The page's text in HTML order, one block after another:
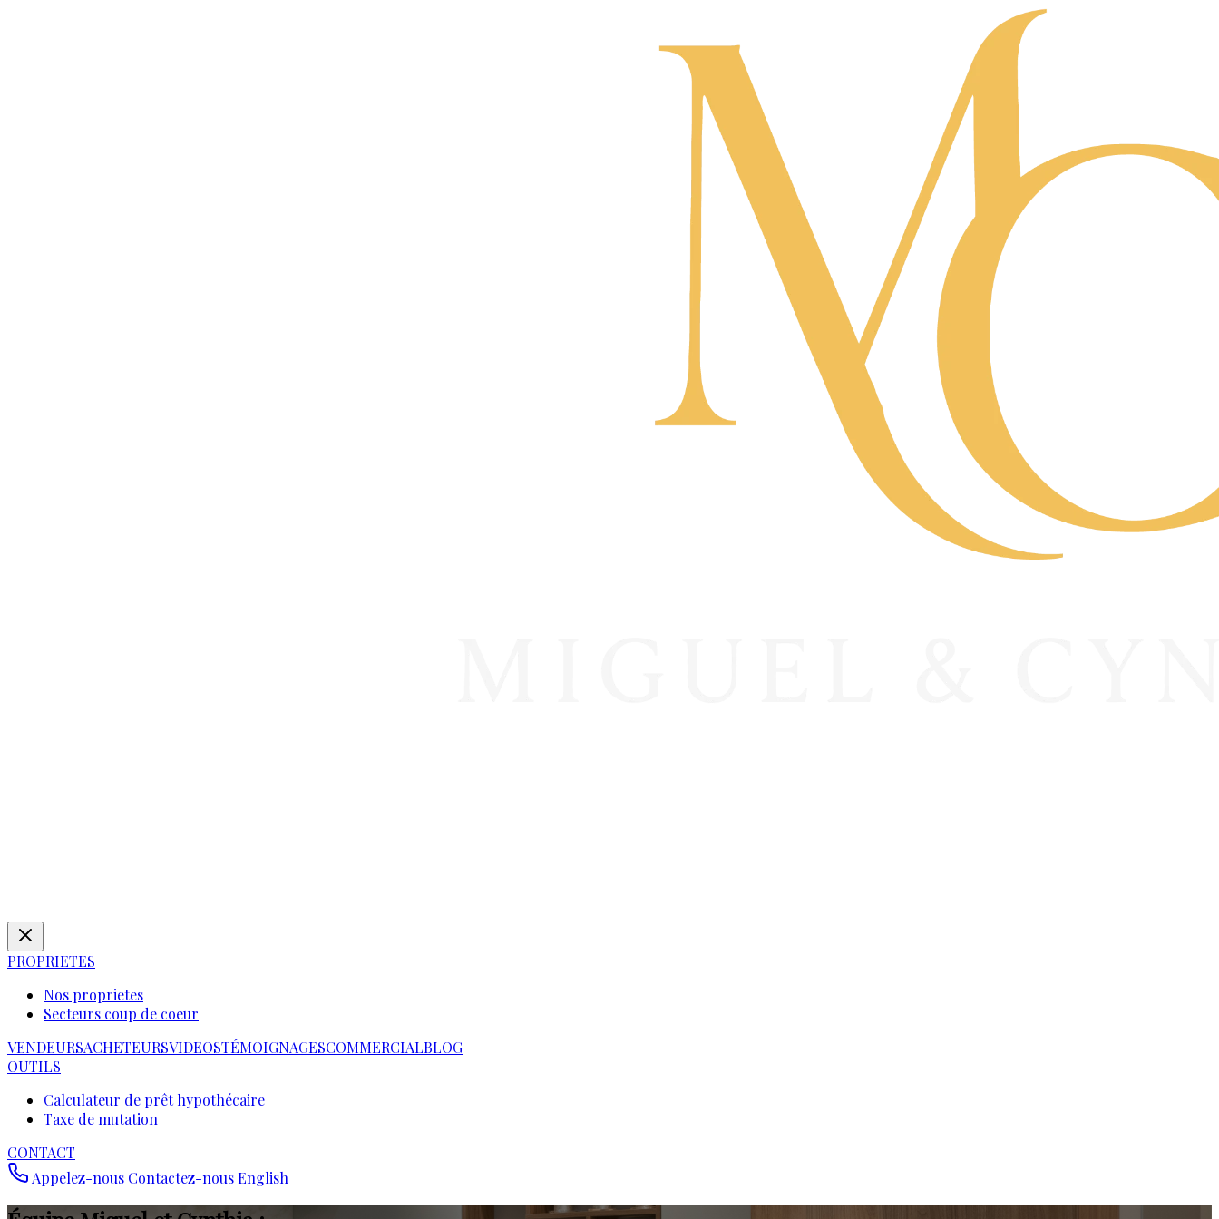
PROPRIETES
Nos proprietes
Secteurs coup de coeur
VENDEURSACHETEURSVIDEOSTÉMOIGNAGESCOMMERCIALBLOG
OUTILS
Calculateur de prêt hypothécaire
Taxe de mutation
CONTACT
Appelez-nous Contactez-nousEnglish